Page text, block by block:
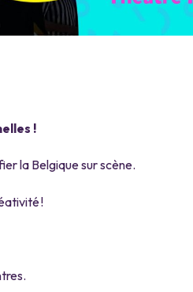
!
la Belgique sur scène.
!